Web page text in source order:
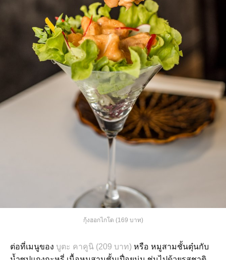
กุ้งฮอกไกโด (169 บาท)
ต่อที่เมนูของ บูตะ คาคูนิ (209 บาท) หรือ หมูสามชั้นตุ๋นกับ